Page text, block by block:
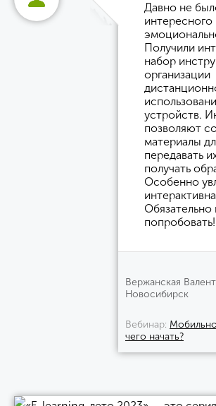
Давно не
интересного
Получили
набор
организации
устройств.
позволяют
материалы
передавать
получать
Особенно
Обязательно
попробовать!
Вержанская
Новосибирск
Вебинар
чего начать?